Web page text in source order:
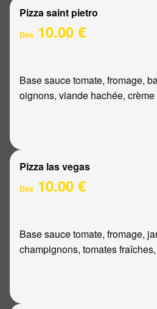
Pizza saint pietro
Dès 10.00 €
Base sauce tomate, fromage,
oignons, viande hachée,
Pizza las vegas
Dès 10.00 €
Base sauce tomate, fromage,
champignons, tomates